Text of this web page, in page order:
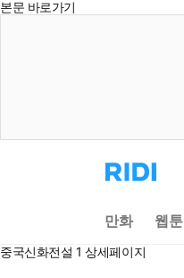
본문 바로가기
리
디
으
로
동
만화 웹툰
중국신화전설 1 상세페이지